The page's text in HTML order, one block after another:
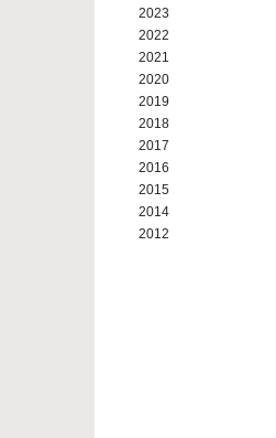
2023
2022
2021
2020
2019
2018
2017
2016
2015
2014
2012